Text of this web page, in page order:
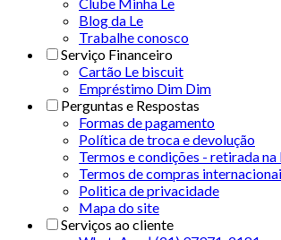
Blog da Le
Trabalhe conosco
Serviço Financeiro
Cartão Le biscuit
Empréstimo Dim Dim
Perguntas e Respostas
Formas de pagamento
Política de troca e devolução
Termos e condições - retirada na
Termos de compras
Politica de privacidade
Mapa do site
Serviços ao cliente